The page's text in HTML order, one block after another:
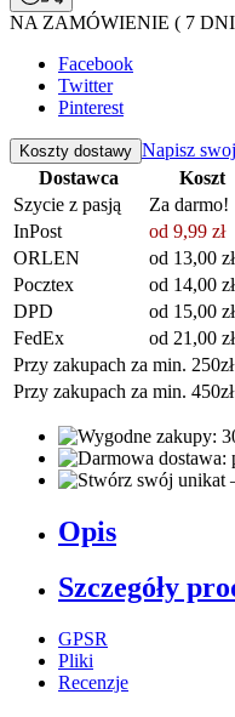
NA ZAMÓWIENIE ( 7
Facebook
Twitter
Pinterest
Koszty dostawy Napisz
Dostawca
Koszt
Szycie z pasją
Za darmo!
InPost
od 9,99 zł
ORLEN
od 13,00 zł
Pocztex
od 14,00 zł
DPD
od 15,00 zł
FedEx
od 21,00 zł
Przy zakupach za min.
Przy zakupach za min.
Opis
Szczegóły
GPSR
Pliki
Recenzje